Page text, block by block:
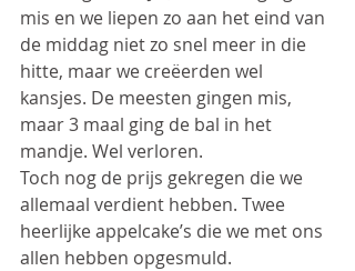
mis en we liepen zo aan het eind van
de middag niet zo snel meer in die
hitte, maar we creëerden wel
kansjes. De meesten gingen mis,
maar 3 maal ging de bal in het
mandje. Wel verloren.
Toch nog de prijs gekregen die we
allemaal verdient hebben. Twee
heerlijke appelcake’s die we met ons
allen hebben opgesmuld.